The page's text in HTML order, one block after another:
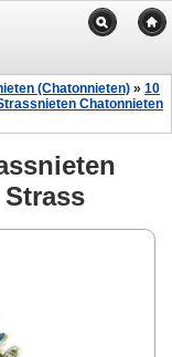
(Chatonnieten) » 10
Chatonnieten